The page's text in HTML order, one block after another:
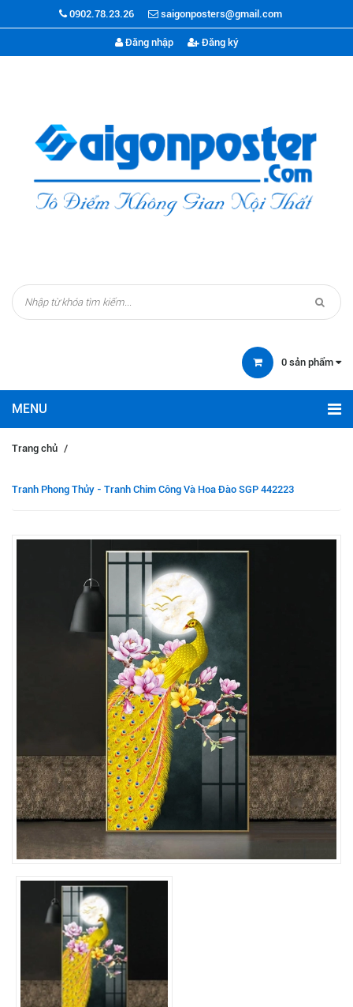
0902.78.23.26 saigonposters@gmail.com
Đăng nhập Đăng ký
0 sản phẩm
Trang chủ /
Tranh Phong Thủy - Tranh Chim Công Và Hoa Đào SGP 442223